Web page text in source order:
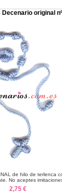
Decenario original
de hilo de terlenca
No aceptes
2,75 €